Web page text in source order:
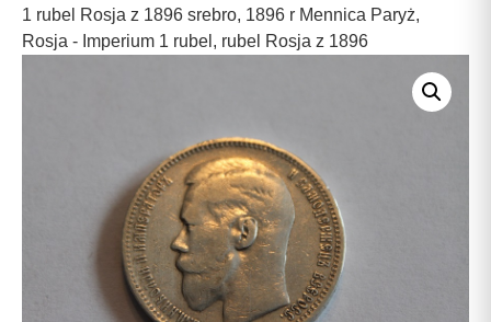
1 rubel Rosja z 1896 srebro, 1896 r Mennica Paryż,
Rosja - Imperium 1 rubel , rubel Rosja z 1896